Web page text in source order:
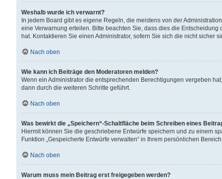
Weshalb wurde ich verwarnt?
In jedem Board gibt es eigene Regeln, die meistens von der
eine Verwarnung erteilen. Bitte beachten Sie, dass dies die
hat. Kontaktieren Sie einen Administrator, sofern Sie sich die nicht sicher
Nach oben
Wie kann ich Beiträge den Moderatoren melden?
Wenn ein Administrator die entsprechenden Berechtigungen vergeben
dann durch die weiteren Schritte geführt.
Nach oben
Was bewirkt die „Speichern“-Schaltfläche beim Schreiben eines
Hiermit können Sie die geschriebene Entwürfe speichern und zu einem
Funktion „Gespeicherte Entwürfe verwalten“ in Ihrem persönlichen
Nach oben
Warum muss mein Beitrag erst freigegeben werden?